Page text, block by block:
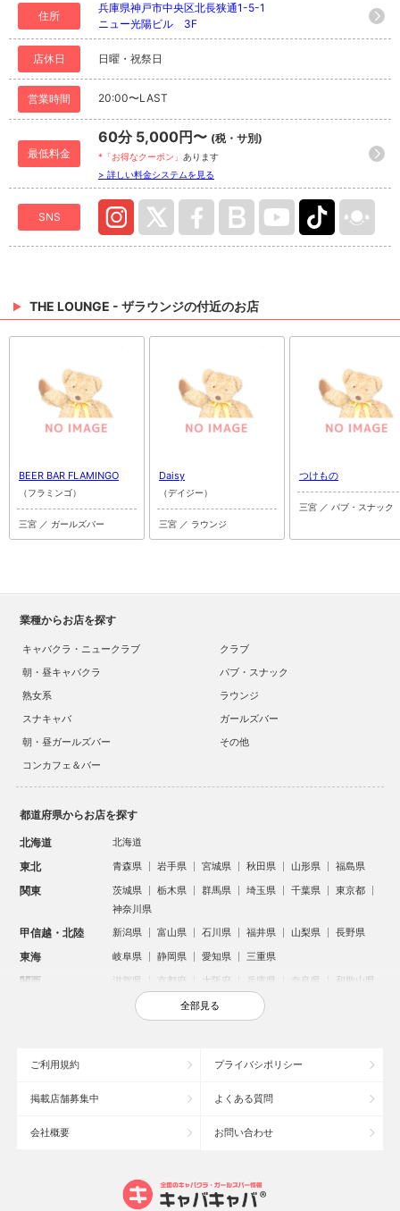
住所
兵庫県神戸市中央区北長狭通1-5-1
ニュー光陽ビル 3F
店休日 日曜・祝祭日
営業時間 20:00〜LAST
最低料金
60分 5,000円〜 (税・サ別)
*「お得なクーポン」 あります
> 詳しい料金システムを見る
SNS
THE LOUNGE - ザラウンジの付近のお店
BEER BAR FLAMINGO
（フラミンゴ）
三宮 ／ ガールズバー
Daisy
（デイジー）
三宮 ／ ラウンジ
つけもの
三宮 ／ パブ・スナック
業種からお店を探す
キャバクラ・ニュークラブ
クラブ
朝・昼キャバクラ
パブ・スナック
熟女系
ラウンジ
スナキャバ
ガールズバー
朝・昼ガールズバー
その他
コンカフェ＆バー
都道府県からお店を探す
北海道 北海道
東北 青森県 岩手県 宮城県 秋田県 山形県 福島県
関東 茨城県 栃木県 群馬県 埼玉県 千葉県
東京都
神奈川県
甲信越・北陸 新潟県 富山県 石川県 福井県 山梨県 長野県
東海 岐阜県 静岡県 愛知県 三重県
関西 滋賀県 京都府 大阪府 兵庫県 奈良県 和歌山県
鳥取県 島根県 岡山県 広島県
沖縄県
大宮のキャバクラ
新潟市のキャバクラ
全部見る
ご利用規約 プライバシポリシー
掲載店舗募集中 よくある質問
会社概要 お問い合わせ